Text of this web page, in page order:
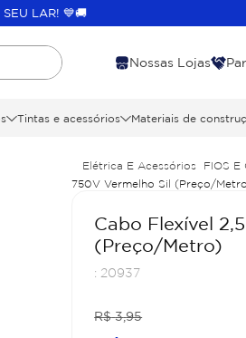
LAR! 💙🚚
Nossas Lojas
Tintas e acessórios Materiais de
Elétrica E Acessórios FIOS E
750V Vermelho Sil (Preço/
Cabo Flexível
(Preço/Metro)
: 20937
R$ 3,95